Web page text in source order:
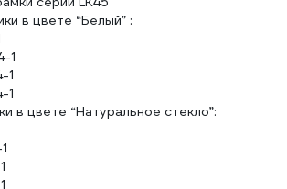
в цвете “Белый” :
1
1
1
в цвете “Натуральное стекло”: